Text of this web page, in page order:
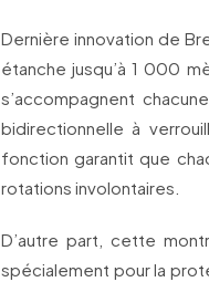
Dernière innovation de
étanche jusqu’à 1 000
s’accompagnent
bidirectionnelle à
fonction garantit que
rotations involontaires.
D’autre part, cette
spécialement pour la